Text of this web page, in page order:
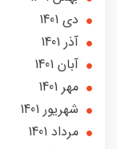
دی 1401
آذر 1401
آبان 1401
مهر 1401
شهریور 1401
مرداد 1401